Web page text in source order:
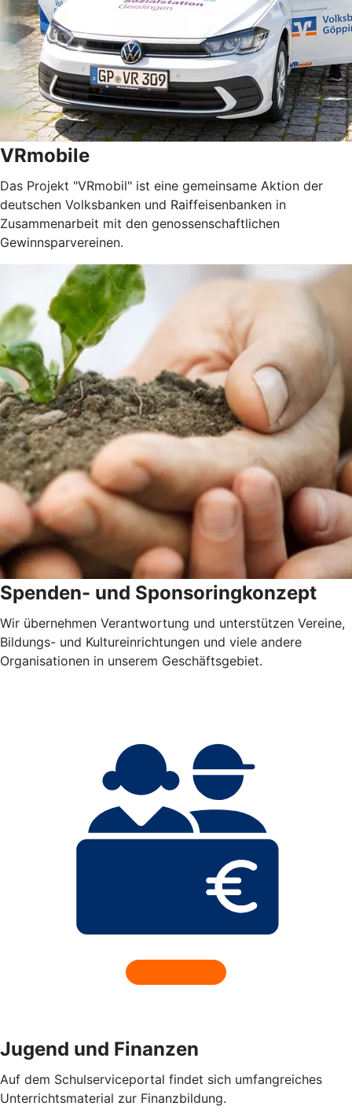
VRmobile
Das Projekt "VRmobil" ist eine gemeinsame Aktion der
deutschen Volksbanken und Raiffeisenbanken in
Zusammenarbeit mit den genossenschaftlichen
Gewinnsparvereinen.
Spenden- und Sponsoringkonzept
Wir übernehmen Verantwortung und unterstützen Vereine,
Bildungs- und Kultureinrichtungen und viele andere
Organisationen in unserem Geschäftsgebiet.
Jugend und Finanzen
Auf dem Schulserviceportal findet sich umfangreiches
Unterrichtsmaterial zur Finanzbildung.